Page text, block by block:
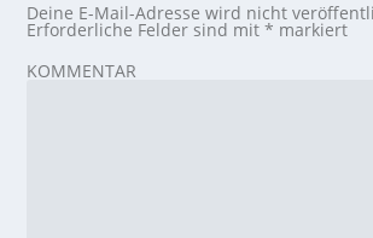
Deine E-Mail-Adresse wird nicht
Erforderliche Felder sind mit* markiert
KOMMENTAR